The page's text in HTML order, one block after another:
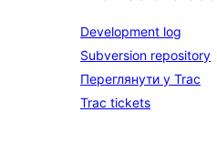
Development log
Subversion repository
Переглянути у Trac
Trac tickets